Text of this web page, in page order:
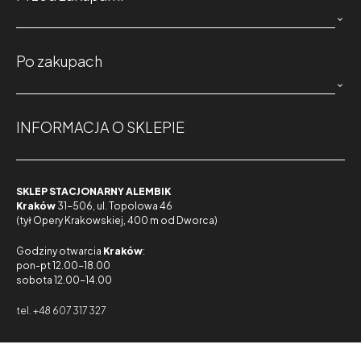
osuszonych butelek zamiast do gąsiora.

Po zakupach

INFORMACJA O SKLEPIE
SKLEP STACJONARNY ALEMBIK
Kraków 31-506, ul. Topolowa 46
(tył Opery Krakowskiej, 400 m od Dworca)
Godziny otwarcia Kraków:
pon-pt 12.00-18.00
sobota 12.00-14.00
tel. +48 607 317 327